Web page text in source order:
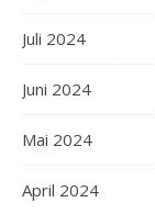
Juli 2024
Juni 2024
Mai 2024
April 2024